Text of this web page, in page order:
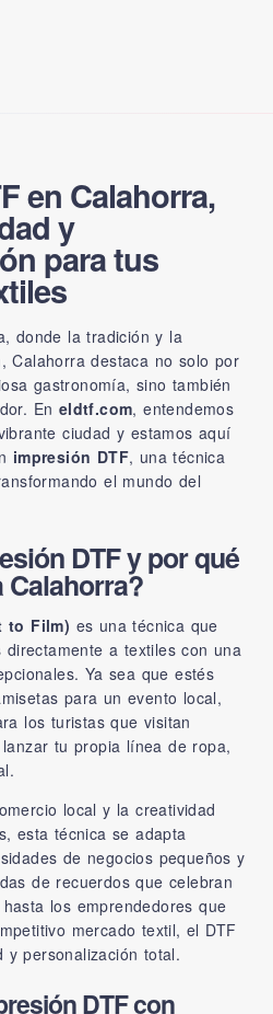
en Calahorra,
y
para tus
donde la tradición y la
Calahorra destaca no solo por
gastronomía, sino también
En eldtf.com, entendemos
ciudad y estamos aquí
impresión DTF, una técnica
el mundo del
DTF y por qué
Calahorra?
to Film) es una técnica que
a textiles con una
Ya sea que estés
para un evento local,
los turistas que visitan
tu propia línea de ropa,
local y la creatividad
esta técnica se adapta
de negocios pequeños y
de recuerdos que celebran
los emprendedores que
mercado textil, el DTF
y personalización total.
DTF con